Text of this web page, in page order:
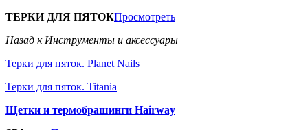
ТЕРКИ ДЛЯ ПЯТОКПросмотреть
Назад к Инструменты и аксессуары
Терки для пяток. Planet Nails
Терки для пяток. Titania
Щетки и термобрашинги Hairway